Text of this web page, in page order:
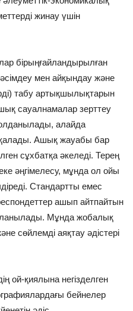
жинау үшін
бірыңғайландырылған
мен айқындау және
табу артықшылықтарын
сауалнамалар зерттеу
алайда
Ашық жауабы бар
сұхбатқа әкеледі. Терең
әңгімелесу, мұнда ол ойы
Стандартты емес
ашып айтпайтын
Мұнда жобалық
сөйлемді аяқтау әдістері
ой-қиялына негізделген
бейнелер